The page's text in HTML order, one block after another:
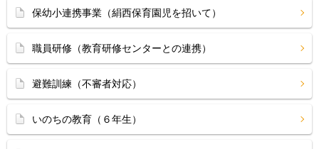
保幼小連携事業（絹西保育園児を招いて）
職員研修（教育研修センターとの連携）
避難訓練（不審者対応）
いのちの教育（６年生）